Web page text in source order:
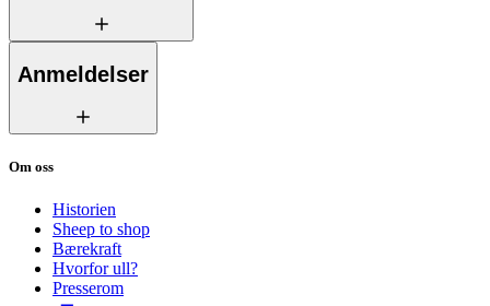
Anmeldelser
Om oss
Historien
Sheep to shop
Bærekraft
Hvorfor ull?
Presserom